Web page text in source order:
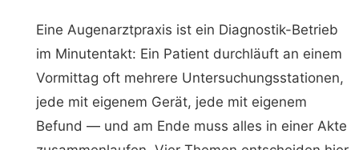
Eine Augenarztpraxis ist ein Diagnostik-Betrieb
im Minutentakt: Ein Patient durchläuft an einem
Vormittag oft mehrere Untersuchungsstationen,
jede mit eigenem Gerät, jede mit eigenem
Befund — und am Ende muss alles in einer Akte